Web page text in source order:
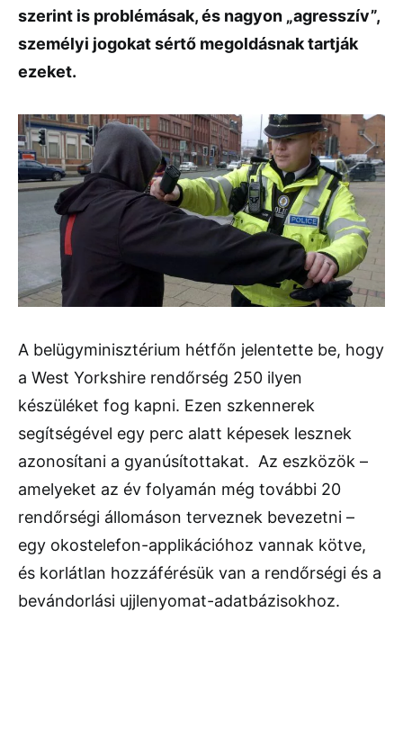
szerint is problémásak, és nagyon „agresszív”,
személyi jogokat sértő megoldásnak tartják
ezeket.
A belügyminisztérium hétfőn jelentette be, hogy
a West Yorkshire rendőrség 250 ilyen
készüléket fog kapni. Ezen szkennerek
segítségével egy perc alatt képesek lesznek
azonosítani a gyanúsítottakat. Az eszközök –
amelyeket az év folyamán még további 20
rendőrségi állomáson terveznek bevezetni –
egy okostelefon-applikációhoz vannak kötve,
és korlátlan hozzáférésük van a rendőrségi és a
bevándorlási ujjlenyomat-adatbázisokhoz.